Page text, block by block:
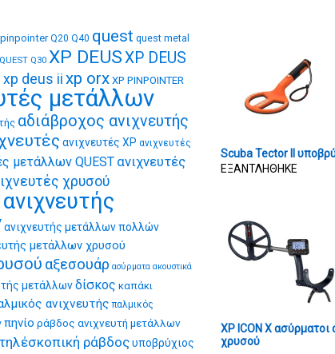
pinpointer Q20 Q40 quest quest metal
QUEST Q30 XP DEUSXP DEUS
xp deus ii xp orx XP PINPOINTER
μετάλλων
αδιάβροχος ανιχνευτής
ανιχνευτές XP ανιχνευτές
μετάλλων QUEST ανιχνευτές
χρυσού
ανιχνευτής
ανιχνευτής μετάλλων πολλών
μετάλλων χρυσού
αξεσουάρ ασύρματα ακουστικά
μετάλλωνδίσκος καπάκι
ανιχνευτής παλμικός
πηνίο ράβδος ανιχνευτή μετάλλων
τηλέσκοπική ράβδοςυποβρύχιος
Scuba Tector II
ΕΞΑΝΤΛΗΘΗΚΕ
XP ICON X
χρυσού